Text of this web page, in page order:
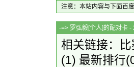
注意：本站内容与下面百
-=> 罗弘毅[个人]的配
相关链接：
(1) 最新排行